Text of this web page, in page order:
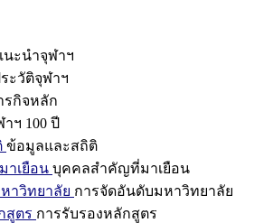
นะนำจุฬาฯ
ะวัติจุฬาฯ
รกิจหลัก
าฯ 100 ปี
ข้อมูลและสถิติ
เยือน บุคคลสำคัญที่มาเยือน
าวิทยาลัย การจัดอันดับมหาวิทยาลัย
สูตร การรับรองหลักสูตร